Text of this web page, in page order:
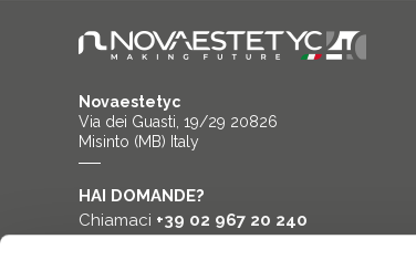
Novaestetyc
Via dei Guasti, 19/29 20826
Misinto (MB) Italy
HAI DOMANDE?
Chiamaci +39 02 967 20 240